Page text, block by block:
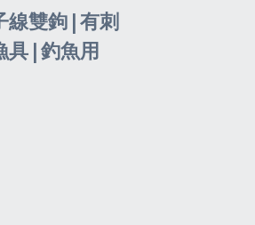
線雙鉤 | 有刺
| 釣魚用